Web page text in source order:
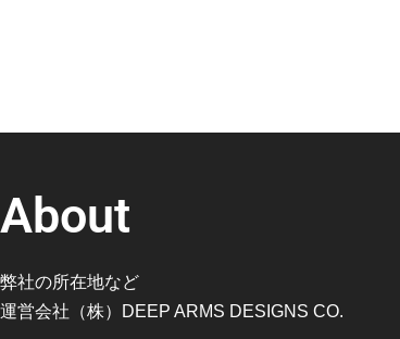
About
弊社の所在地など
運営会社（株）DEEP ARMS DESIGNS CO.